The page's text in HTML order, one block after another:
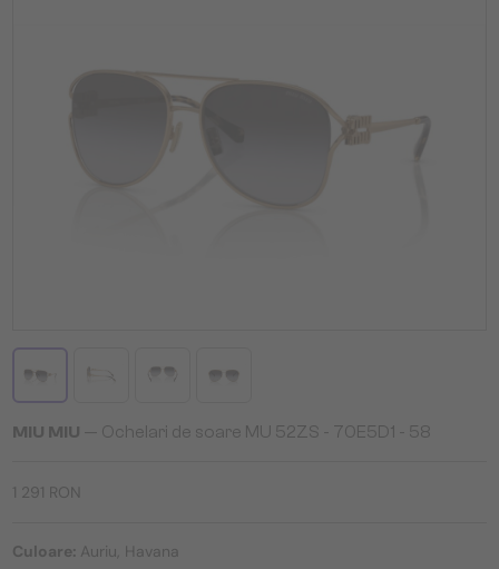
MIU MIU — Ochelari de soare MU 52ZS - 70E5D1 - 58
1 291 RON
Culoare: Auriu, Havana